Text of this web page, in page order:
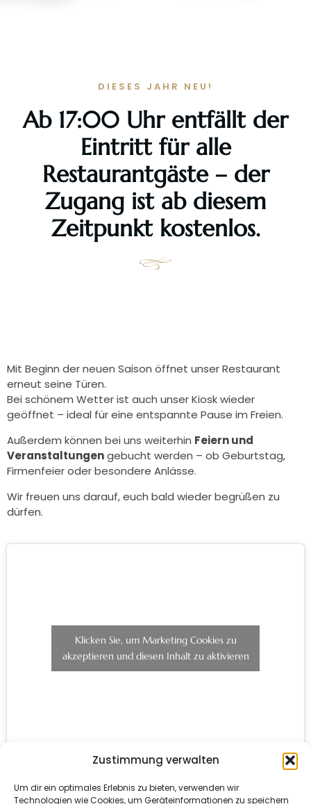
Zustimmung verwalten
Um dir ein optimales Erlebnis zu bieten, verwenden wir
Technologien wie Cookies, um Geräteinformationen zu speichern
DIESES JAHR NEU!
Ab 17:00 Uhr entfällt der
Eintritt für alle
Restaurantgäste – der
Zugang ist ab diesem
Zeitpunkt kostenlos.
Mit Beginn der neuen Saison öffnet unser Restaurant
erneut seine Türen.
Bei schönem Wetter ist auch unser Kiosk wieder
geöffnet – ideal für eine entspannte Pause im Freien.
Außerdem können bei uns weiterhin Feiern und
Veranstaltungengebucht werden – ob Geburtstag,
Firmenfeier oder besondere Anlässe.
Wir freuen uns darauf, euch bald wieder begrüßen zu
dürfen.
Klicken Sie, um Marketing Cookies zu
akzeptieren und diesen Inhalt zu aktivieren
Di-So: 17:00Uhr – 22:00Uhr